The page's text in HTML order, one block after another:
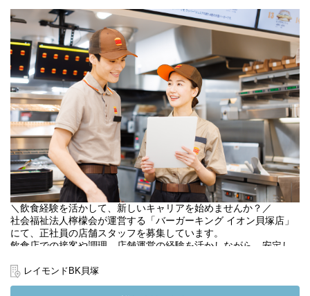
実際の店舗で、一般のお客様と関わりながら働けるため、一般就
労に向けて必要な「働く力」「接客スキル」「チームで協力する
力」を身につけることができます。
食事補助もあり、バーガーキングならではの雰囲気を感じなが
ら、楽しく前向きに働ける環境です◎
＼飲食経験を活かして、新しいキャリアを始めませんか？／
社会福祉法人檸檬会が運営する「バーガーキング イオン貝塚店」
にて、正社員の店舗スタッフを募集しています。
飲食店での接客や調理、店舗運営の経験を活かしながら、安定し
既存店舗では、飲食業界では珍しく1店舗あたり正職員5名体制で
レイモンドBK貝塚